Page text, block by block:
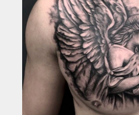
НАЖИМАЯ, ВЫ ДАЕТЕ СОГЛАСИЕ НА ОБРАБОТКУ СВОИХ
ПЕРСОНАЛЬНЫХ ДАННЫХ
СКАЧАТЬ КЕЙСЫ УДАЛЕНИЯ